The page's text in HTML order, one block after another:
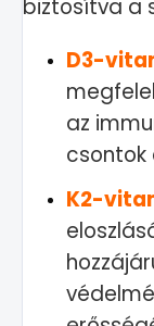
biztosítva a
D3-
az
csontok
K2-